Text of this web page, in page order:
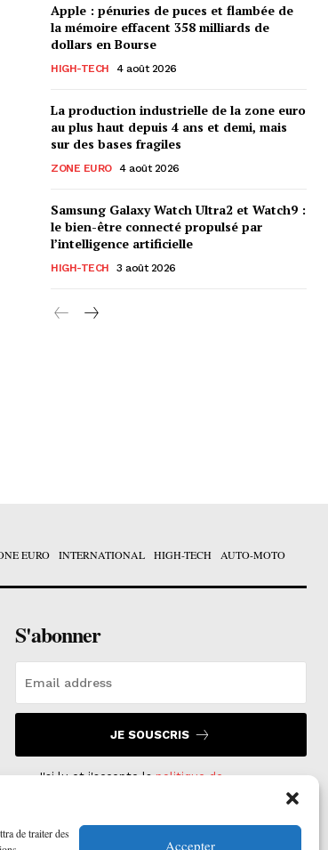
de traiter des
Accepter
Apple : pénuries de puces et flambée de
la mémoire effacent 358 milliards de
dollars en Bourse
HIGH-TECH 4 août 2026
La production industrielle de la zone euro
au plus haut depuis 4 ans et demi, mais
sur des bases fragiles
ZONE EURO 4 août 2026
Samsung Galaxy Watch Ultra2 et Watch9 :
le bien-être connecté propulsé par
l’intelligence artificielle
HIGH-TECH 3 août 2026
EURO INTERNATIONAL HIGH-TECH AUTO-MOTO
S'abonner
JE SOUSCRIS
J'ai lu et j'accepte lapolitique de